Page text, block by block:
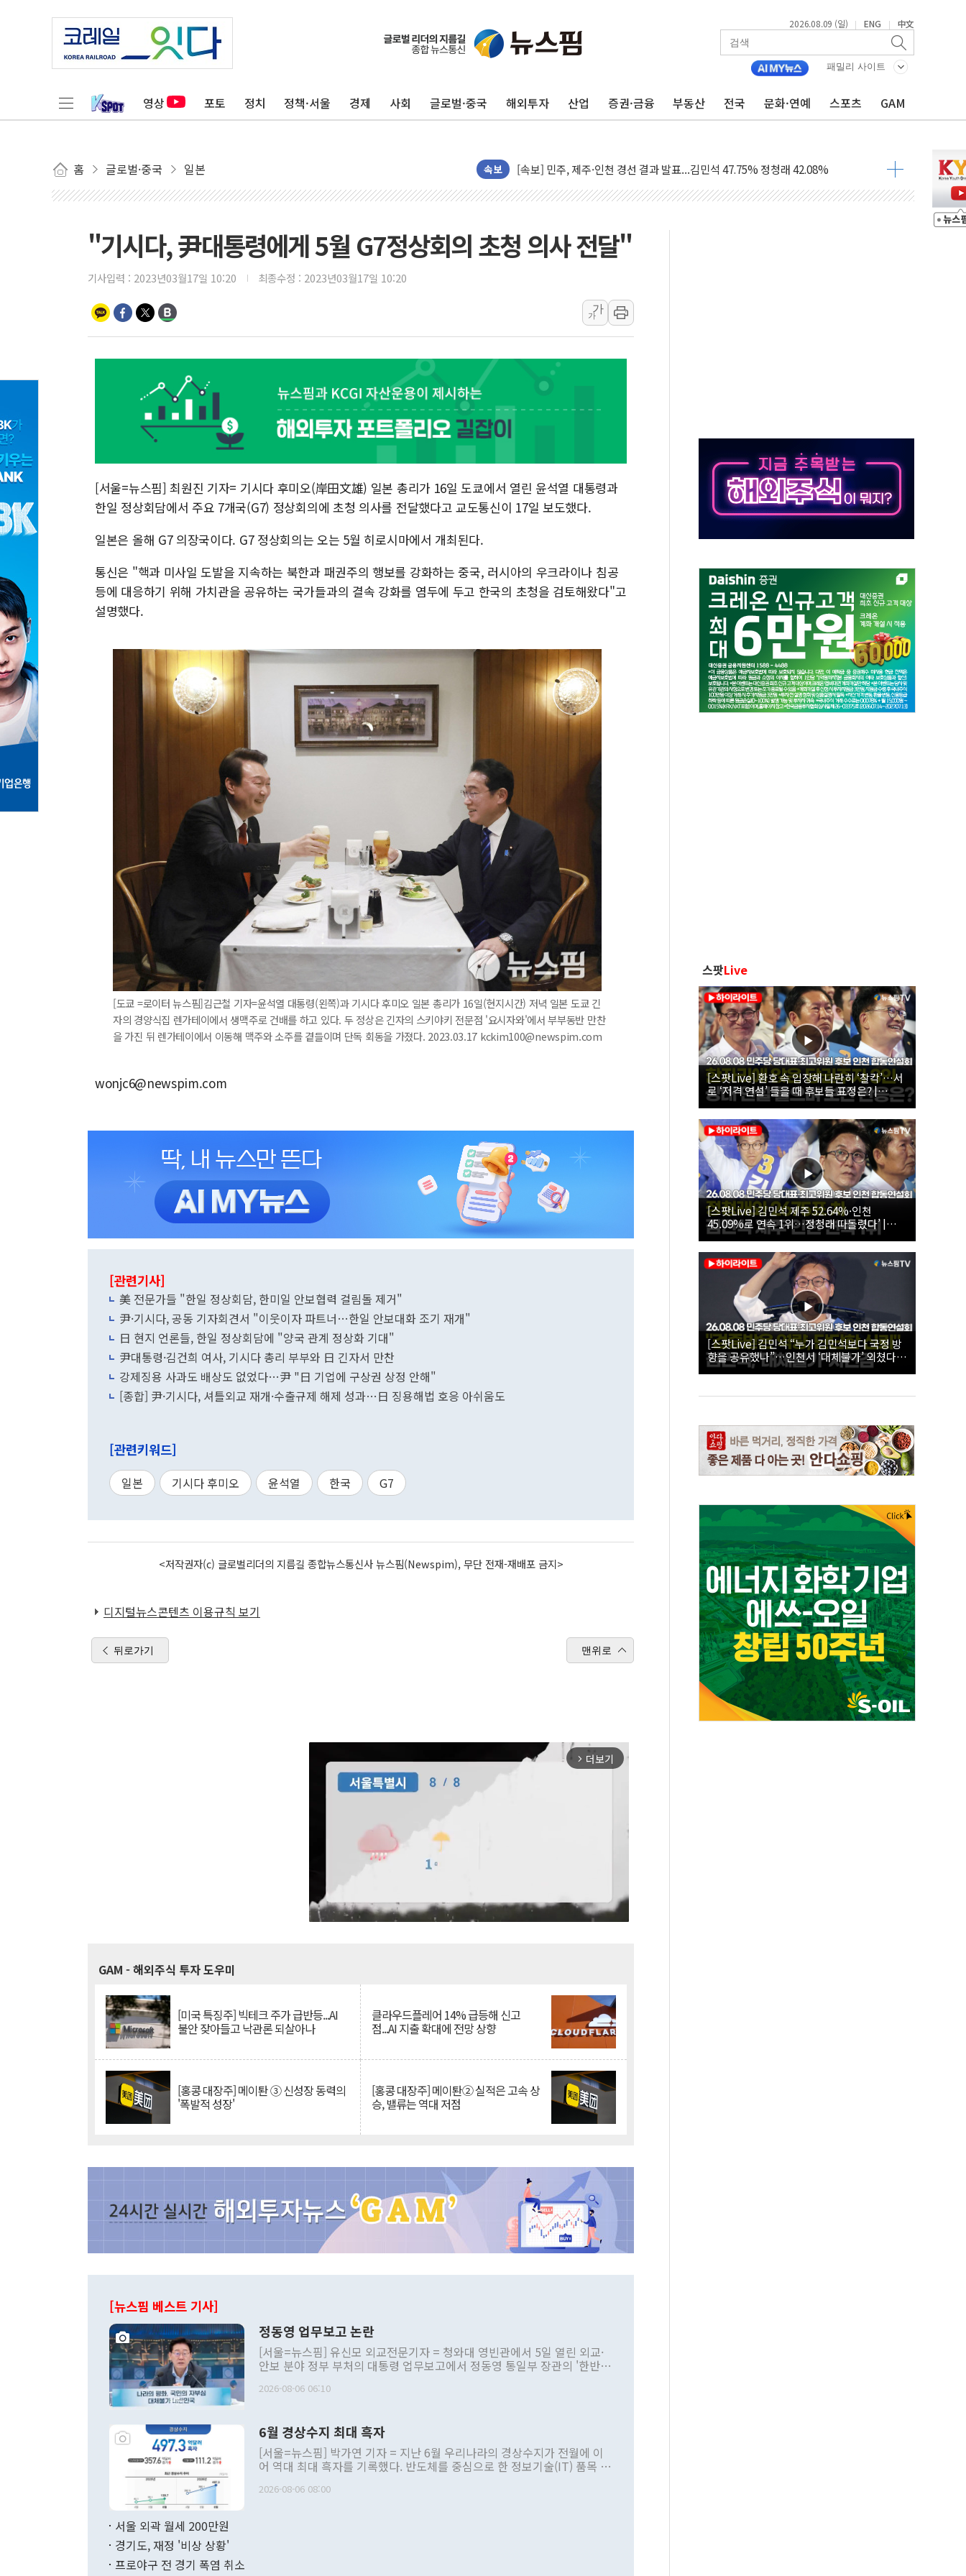
2026.08.09 (일) | ENG | 中文
패밀리 사이트
영상 포토 정치 정책·서울 경제 사회 글로벌·중국 해외투자 산업 증권·금융 부동산 전국 문화·연예 스포츠 GAM
홈 글로벌·중국 일본 속보
포항시 재난예산 40억 긴급 투입…고수온 양식장 복구·지원 '총력'
울진·영덕 '호우특보'-포항 '산사태 주의보'...경북도, 호우 피해·통제구간 없어
인천 합동연설회 나선 송영길·정청래·김민석 당대표 후보
김민석, 2주차 제주·인천 경선서 정청래에 승리...47.75% vs 42.08%
[속보] 민주, 제주·인천 경선 결과 발표...김민석 47.75% 정청래 42.08%
[속보] 민주, 인천 경선 결과 발표...김민석 45.09% 정청래 43.27% 송영길 11.63%
이번주 국내 주요 금융일정(8.10~8.14)
美, 이란전 출구전략 만지작…공습 한계·탄약 부족 현실화
폐기물 수거하다 참변…60대 환경미화원 수거차에 치여 사망
서울 중랑구 주택가서 흉기 난동…60대 남성 2명 숨져
李대통령 "결혼 때문에 손해 보는 일 없게"…'결혼 페널티' 22개 과제 손본다
여수 오동도 인근 해상서 모터보트 전복…1명 사망·1명 실종
추미애, '위안부' 피해자 기림의 날 참석..."국제적 시민 연대로 목소리 내야"
인천 선재도 갯벌서 해루질 중 실종 60대 나흘만에 숨진 채 발견
'화합' 꺼낸 김민석에 '뻔뻔' 받아친 정청래…제주 연설서 신경전 고조
"기시다, 尹대통령에게 5월 G7정상회의 초청 의사 전달"
기사입력 : 2023년03월17일 10:20 최종수정 : 2023년03월17일 10:20
가
가
[서울=뉴스핌] 최원진 기자= 기시다 후미오(岸田文雄) 일본 총리가 16일 도쿄에서 열린 윤석열 대통령과
한일 정상회담에서 주요 7개국(G7) 정상회의에 초청 의사를 전달했다고 교도통신이 17일 보도했다.
일본은 올해 G7 의장국이다. G7 정상회의는 오는 5월 히로시마에서 개최된다.
통신은 "핵과 미사일 도발을 지속하는 북한과 패권주의 행보를 강화하는 중국, 러시아의 우크라이나 침공
등에 대응하기 위해 가치관을 공유하는 국가들과의 결속 강화를 염두에 두고 한국의 초청을 검토해왔다"고
설명했다.
[도쿄 =로이터 뉴스핌]김근철 기자=윤석열 대통령(왼쪽)과 기시다 후미오 일본 총리가 16일(현지시간) 저녁 일본 도쿄 긴
자의 경양식집 렌가테이에서 생맥주로 건배를 하고 있다. 두 정상은 긴자의 스키야키 전문점 '요시자와'에서 부부동반 만찬
을 가진 뒤 렌가테이에서 이동해 맥주와 소주를 곁들이며 단독 회동을 가졌다. 2023.03.17 kckim100@newspim.com
wonjc6@newspim.com
[관련기사]
美 전문가들 "한일 정상회담, 한미일 안보협력 걸림돌 제거"
尹·기시다, 공동 기자회견서 "이웃이자 파트너…한일 안보대화 조기 재개"
日 현지 언론들, 한일 정상회담에 "양국 관계 정상화 기대"
尹대통령·김건희 여사, 기시다 총리 부부와 日 긴자서 만찬
강제징용 사과도 배상도 없었다…尹 "日 기업에 구상권 상정 안해"
[종합] 尹·기시다, 셔틀외교 재개·수출규제 해제 성과…日 징용해법 호응 아쉬움도
[관련키워드]
일본 기시다 후미오 윤석열 한국 G7
<저작권자(c) 글로벌리더의 지름길 종합뉴스통신사 뉴스핌(Newspim), 무단 전재-재배포 금지>
디지털뉴스콘텐츠 이용규칙 보기
뒤로가기 맨위로
arrow_forward_ios 더보기
GAM - 해외주식 투자 도우미
[미국 특징주] 빅테크 주가 급반등...AI
불안 잦아들고 낙관론 되살아나
클라우드플레어 14% 급등해 신고
점...AI 지출 확대에 전망 상향
[홍콩 대장주] 메이퇀 ③ 신성장 동력의
'폭발적 성장'
[홍콩 대장주] 메이퇀② 실적은 고속 상
승, 밸류는 역대 저점
[뉴스핌 베스트 기사]
정동영 업무보고 논란
[서울=뉴스핌] 유신모 외교전문기자 = 청와대 영빈관에서 5일 열린 외교·
안보 분야 정부 부처의 대통령 업무보고에서 정동영 통일부 장관의 '한반도
발언 중에는 정부 내 조율을 거치지 않은 사안을 정책으로 추진하겠다고 공
주의적 희망에 근거한 비현실적 구상'이라는 비판을 내놨다. 그동안 정 장
관의 대북 정책 관련 발언이 물의를 빚은 적은 여러 번 있지만 대통령과 유
관 부처 장관이 공개적으로 부정적 입장을 표명한 것은 이례적이다. 정 장
관의 무리한 대북 접근법과 월권을 제어해야 한다는 목소리도 높아지고 있
다. [정동영 통일부 장관이 지난달 23일 오후 서울 종로구 정부서울청사에
2026-08-06 06:10
6월 경상수지 최대 흑자
[서울=뉴스핌] 박가연 기자 = 지난 6월 우리나라의 경상수지가 전월에 이
어 역대 최대 흑자를 기록했다. 반도체를 중심으로 한 정보기술(IT) 품목 수
료=한국은행] 한국은행이 6일 발표한 '2026년 6월 국제수지(잠정)'에 따르
2026-08-06 08:00
서울 외곽 월세 200만원
경기도, 재정 '비상 상황'
프로야구 전 경기 폭염 취소
스팟Live
[스팟Live] 환호 속 입장해 나란히 ‘찰칵’…서
로 ‘저격 연설’ 들을 때 후보들 표정은? |
26.08.08 더불어민주당 당대표·최고위원 후
보 인천 합동연설회
[스팟Live] 김민석 제주 52.64%·인천
45.09%로 연속 1위…정청래 따돌렸다’ |
26.08.08 더불어민주당 당대표·최고위원 후
보 인천 합동연설회
[스팟Live] 김민석 “누가 김민석보다 국정 방
향을 공유했나”…인천서 ‘대체불가’ 외쳤다 |
26.08.08 더불어민주당 당대표·최고위원 후